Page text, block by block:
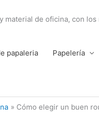
material de oficina, con
papaleria Papelería
Cómo elegir un buen